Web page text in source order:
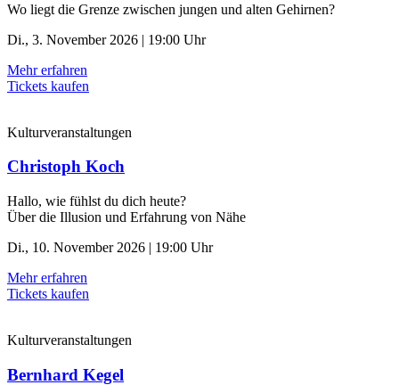
Wo liegt die Grenze zwischen jungen und alten Gehirnen?
Di., 3. November 2026 | 19:00 Uhr
Mehr erfahren
Tickets kaufen
Kulturveranstaltungen
Christoph Koch
Hallo, wie fühlst du dich heute?
Über die Illusion und Erfahrung von Nähe
Di., 10. November 2026 | 19:00 Uhr
Mehr erfahren
Tickets kaufen
Kulturveranstaltungen
Bernhard Kegel